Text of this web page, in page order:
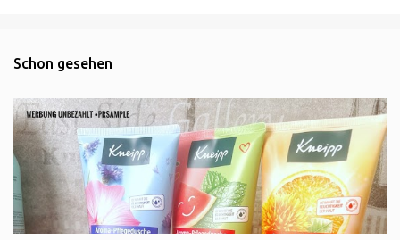
Schon gesehen